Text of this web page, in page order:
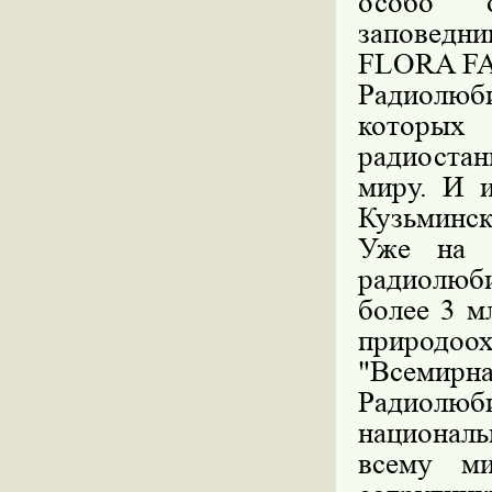
FLORA
миру. И
Уже на
более 3
всему